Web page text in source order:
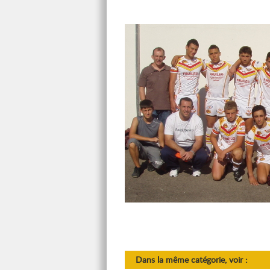
Dans la même catégorie, voir :